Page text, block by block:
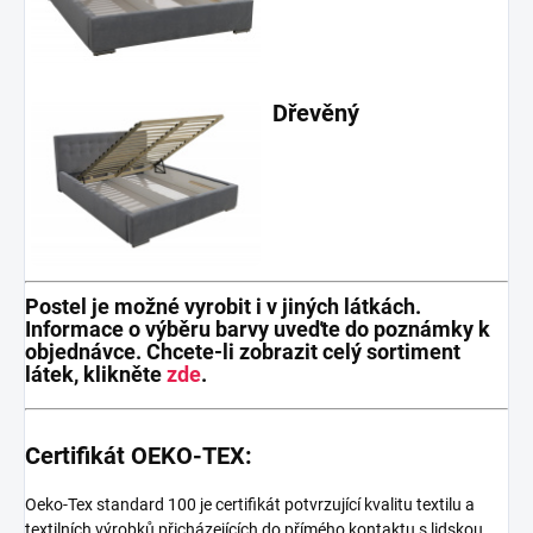
Dřevěný
Postel je možné vyrobit i v jiných látkách.
Informace o výběru barvy uveďte do poznámky k
objednávce. Chcete-li zobrazit celý sortiment
látek, kliknětezde.
Certifikát OEKO-TEX:
Oeko-Tex standard 100 je certifikát potvrzující kvalitu textilu a